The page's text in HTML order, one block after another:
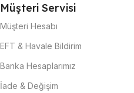
Müşteri Servisi
Müşteri Hesabı
EFT & Havale Bildirim
Banka Hesaplarımız
İade & Değişim